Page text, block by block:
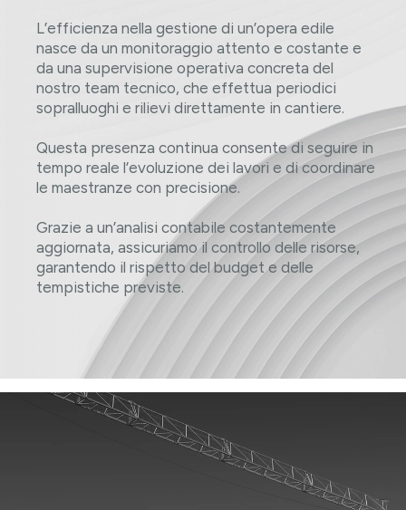
L’efficienza nella gestione di un’opera edile
nasce da un monitoraggio attento e costante e
da una supervisione operativa concreta del
nostro team tecnico, che effettua periodici
sopralluoghi e rilievi direttamente in cantiere.
Questa presenza continua consente di seguire in
tempo reale l’evoluzione dei lavori e di coordinare
le maestranze con precisione.
Grazie a un’analisi contabile costantemente
aggiornata, assicuriamo il controllo delle risorse,
garantendo il rispetto del budget e delle